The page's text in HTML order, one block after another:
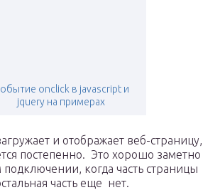
onclick в javascript и
jquery на примерах
и отображает веб-страницу,
постепенно. Это хорошо заметно
когда часть страницы
часть еще нет.